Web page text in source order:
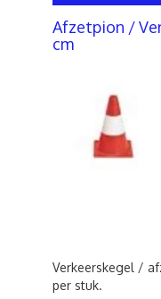
Afzetpion /
cm
Verkeerskegel /
per stuk.